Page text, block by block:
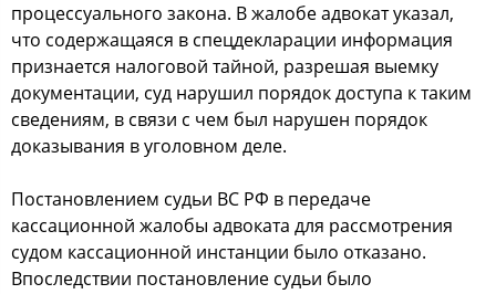
процессуального закона. В жалобе адвокат указал,
что содержащаяся в спецдекларации информация
признается налоговой тайной, разрешая выемку
документации, суд нарушил порядок доступа к таким
сведениям, в связи с чем был нарушен порядок
доказывания в уголовном деле.
Постановлением судьи ВС РФ в передаче
кассационной жалобы адвоката для рассмотрения
судом кассационной инстанции было отказано.
Впоследствии постановление судьи было